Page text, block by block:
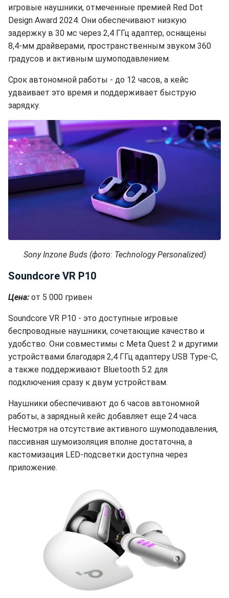
игровые наушники, отмеченные премией Red Dot
Design Award 2024. Они обеспечивают низкую
задержку в 30 мс через 2,4 ГГц адаптер, оснащены
8,4-мм драйверами, пространственным звуком 360
градусов и активным шумоподавлением.
Срок автономной работы - до 12 часов, а кейс
удваивает это время и поддерживает быструю
зарядку.
Sony Inzone Buds (фото: Technology Personalized)
Soundcore VR P10
Цена: от 5 000 гривен
Soundcore VR P10 - это доступные игровые
беспроводные наушники, сочетающие качество и
удобство. Они совместимы с Meta Quest 2 и другими
устройствами благодаря 2,4 ГГц адаптеру USB Type-C,
а также поддерживают Bluetooth 5.2 для
подключения сразу к двум устройствам.
Наушники обеспечивают до 6 часов автономной
работы, а зарядный кейс добавляет еще 24 часа.
Несмотря на отсутствие активного шумоподавления,
пассивная шумоизоляция вполне достаточна, а
кастомизация LED-подсветки доступна через
приложение.